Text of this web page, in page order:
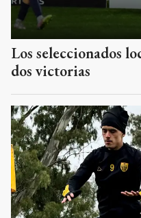
Los seleccionados
dos victorias